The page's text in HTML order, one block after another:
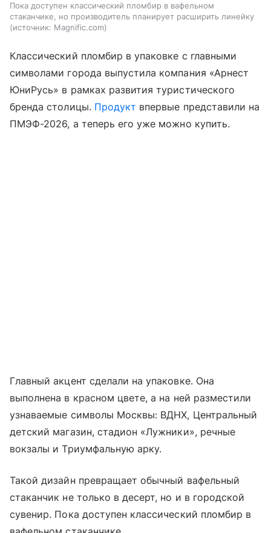
Пока доступен классический пломбир в вафельном
стаканчике, но производитель планирует расширить линейку
источник: Magnific.com
Классический пломбир в упаковке с главными
символами города выпустила компания «Арнест
ЮниРусь» в рамках развития туристического
бренда столицы. Продукт впервые представили на
ПМЭФ-2026, а теперь его уже можно купить.
Главный акцент сделали на упаковке. Она
выполнена в красном цвете, а на ней разместили
узнаваемые символы Москвы: ВДНХ, Центральный
детский магазин, стадион «Лужники», речные
вокзалы и Триумфальную арку.
Такой дизайн превращает обычный вафельный
стаканчик не только в десерт, но и в городской
сувенир. Пока доступен классический пломбир в